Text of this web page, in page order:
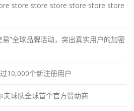
store store store store store store
”全球品牌活动，突出真实用户的加密
10,000个新注册用户
球队全球首个官方赞助商